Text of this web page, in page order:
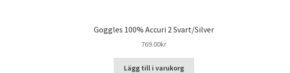
Goggles 100% Accuri 2 Svart/Silver
769.00kr
Lägg till i varukorg